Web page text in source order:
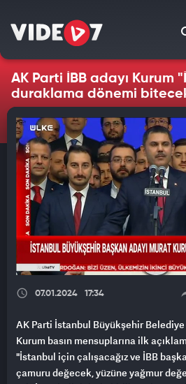
AK Parti İBB adayı Kurum
duraklama dönemi
yükseliş dönemi
07.01.2024 17:34
AK Parti İstanbul Büyükşehir
Kurum basın mensuplarına ilk
"İstanbul için çalışacağız ve İBB
çamuru değecek, yüzüne yağmur